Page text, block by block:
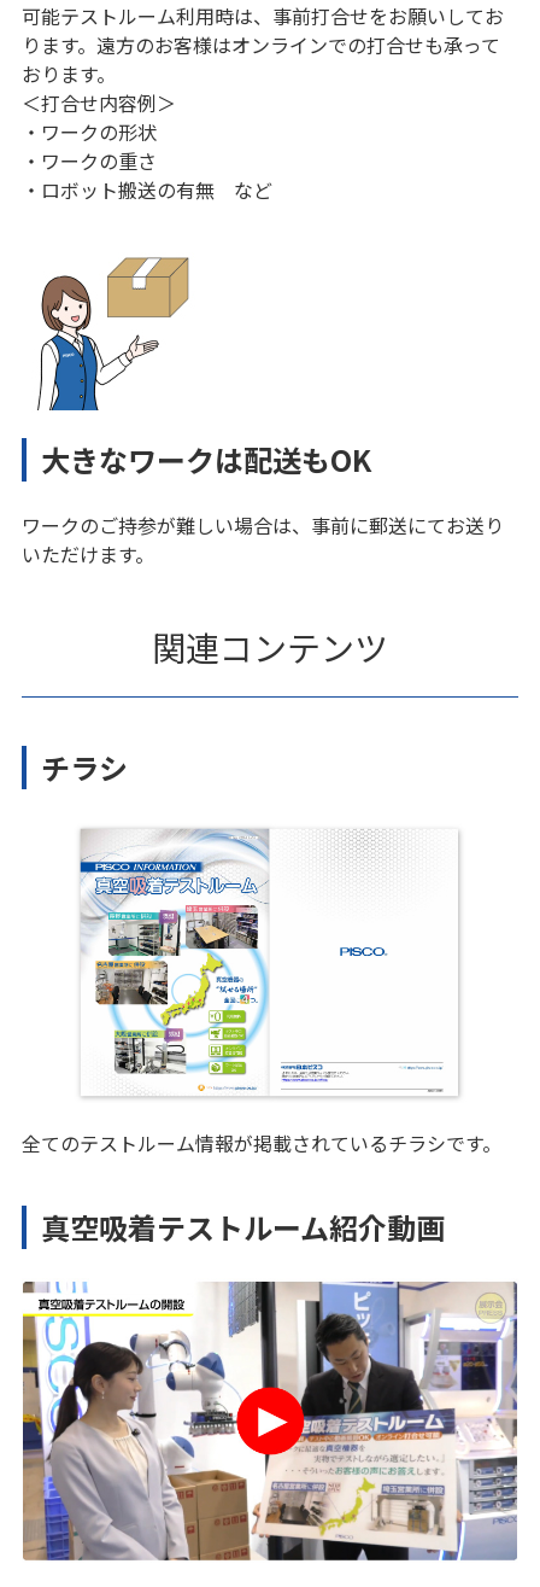
可能テストルーム利用時は、事前打合せをお願いしてお
ります。遠方のお客様はオンラインでの打合せも承って
おります。
＜打合せ内容例＞
・ワークの形状
・ワークの重さ
・ロボット搬送の有無 など
大きなワークは配送もOK
ワークのご持参が難しい場合は、事前に郵送にてお送り
いただけます。
関連コンテンツ
チラシ
全てのテストルーム情報が掲載されているチラシです。
真空吸着テストルーム紹介動画